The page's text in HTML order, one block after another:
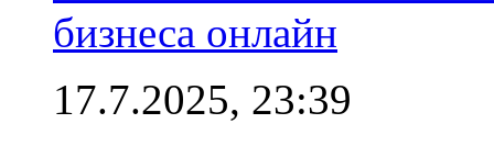
бизнеса онлайн
17.7.2025, 23:39